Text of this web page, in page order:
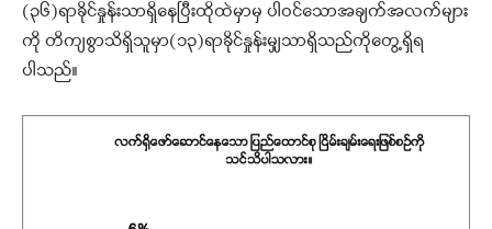
(၃၆)ရာခိုင်နှုန်းသာရှိနေပြီးထိုထဲမှာမှ ပါဝင်သောအချက်အလက်များ
ကို တိကျစွာသိရှိသူမှာ(၁၃)ရာခိုင်နှုန်းမျှသာရှိသည်ကိုတွေ့ရှိရ
ပါသည်။